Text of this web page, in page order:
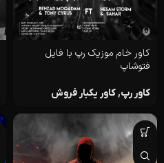
کاور خام موزیک رپ با فایل
فتوشاپ
کاور رپ, کاور یکبار فروش